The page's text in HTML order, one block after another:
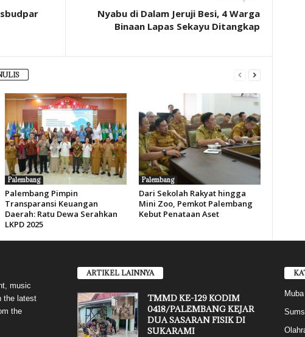
Nyabu di Dalam Jeruji Besi, 4 Warga
Binaan Lapas Sekayu Ditangkap
Palembang
Palembang Pimpin
Transparansi Keuangan
Daerah: Ratu Dewa Serahkan
LKPD 2025
Palembang
Dari Sekolah Rakyat hingga
Mini Zoo, Pemkot Palembang
Kebut Penataan Aset
music
the latest
the
ARTIKEL LAINNYA
TMMD KE-129 KODIM
0418/PALEMBANG KEJAR
DUA SASARAN FISIK DI
SUKARAMI
Muba